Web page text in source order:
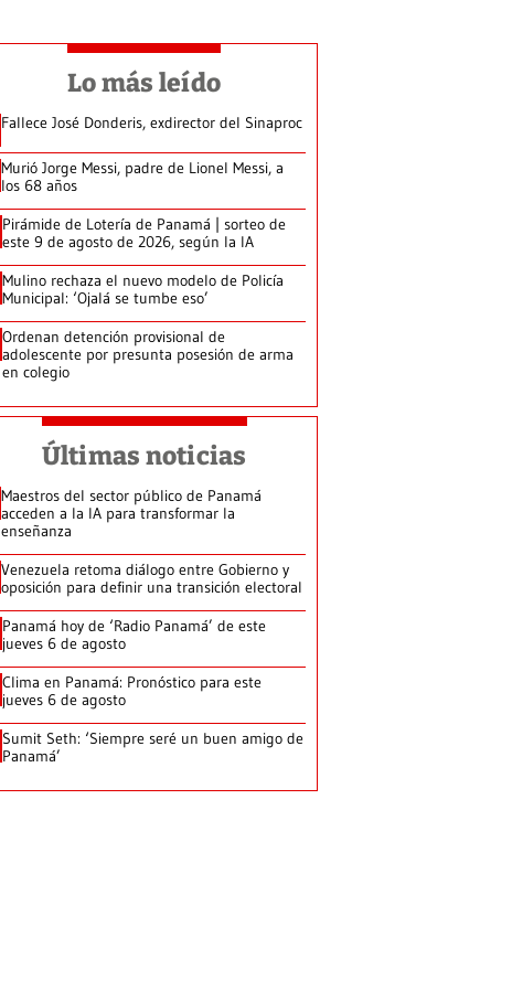
Lo más leído
Fallece José Donderis, exdirector del Sinaproc
Murió Jorge Messi, padre de Lionel Messi, a
los 68 años
Pirámide de Lotería de Panamá | sorteo de
este 9 de agosto de 2026, según la IA
Mulino rechaza el nuevo modelo de Policía
Municipal: ‘Ojalá se tumbe eso’
Ordenan detención provisional de
adolescente por presunta posesión de arma
en colegio
Últimas noticias
Maestros del sector público de Panamá
acceden a la IA para transformar la
enseñanza
Venezuela retoma diálogo entre Gobierno y
oposición para definir una transición electoral
Panamá hoy de ‘Radio Panamá’ de este
jueves 6 de agosto
Clima en Panamá: Pronóstico para este
jueves 6 de agosto
Sumit Seth: ‘Siempre seré un buen amigo de
Panamá’